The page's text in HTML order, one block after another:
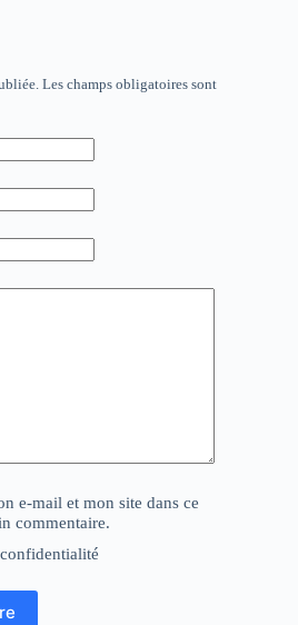
Les champs obligatoires sont
e-mail et mon site dans ce
commentaire.